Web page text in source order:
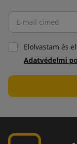
Elolvastam és
Adatvédelmi